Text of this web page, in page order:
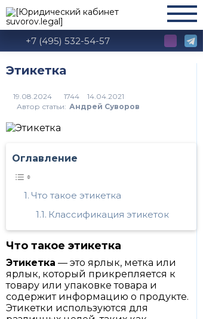
+7 (495) 532-54-57
Этикетка
1744
Автор статьи: Андрей Суворов
Оглавление
Что такое этикетка
Классификация этикеток
Что такое этикетка
Этикетка — это ярлык, метка или
ярлык, который прикрепляется к
товару или упаковке товара и
содержит информацию о продукте.
Этикетки используются для